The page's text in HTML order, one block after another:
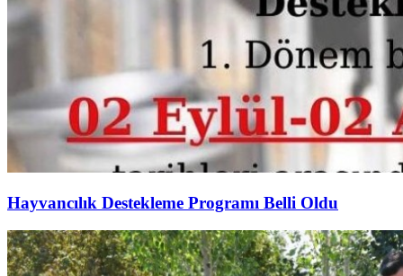
Hayvancılık Destekleme Programı Belli Oldu